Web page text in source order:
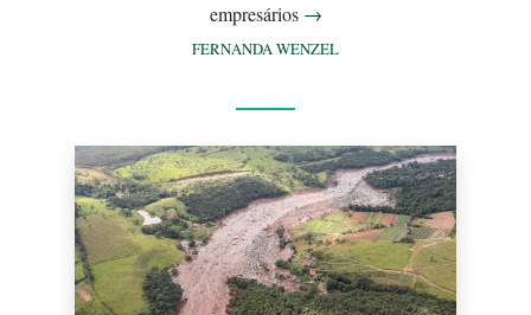
empresários →
FERNANDA WENZEL